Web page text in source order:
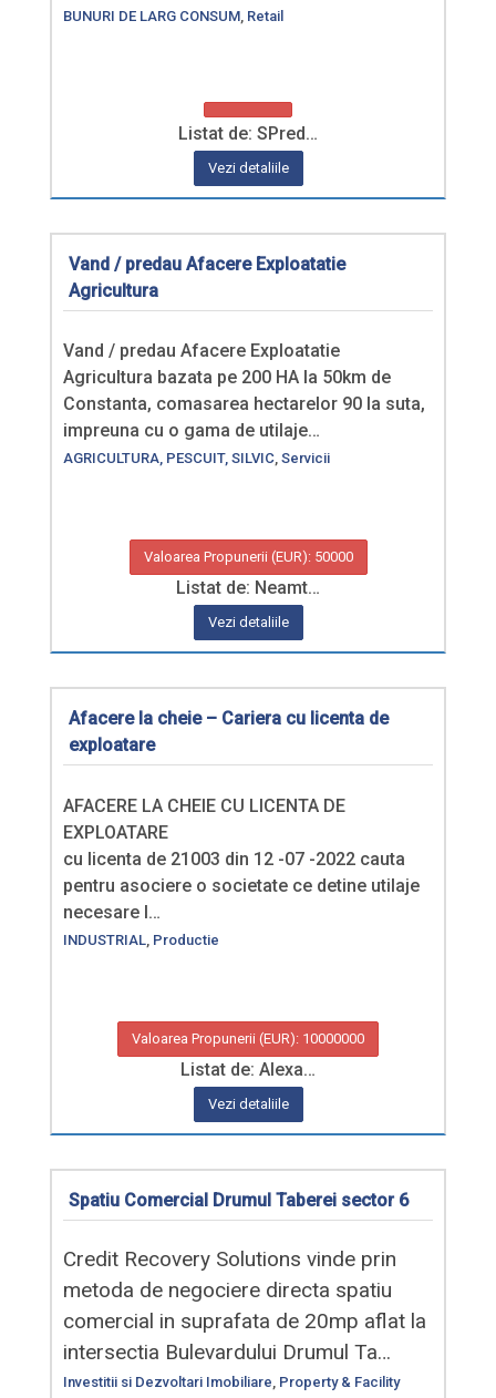
BUNURI DE LARG CONSUM Retail
Listat de: SPred…
Vezi detaliile
Vand / predau Afacere Exploatatie
Agricultura
Vand / predau Afacere Exploatatie
Agricultura bazata pe 200 HA la 50km de
Constanta, comasarea hectarelor 90 la suta,
impreuna cu o gama de utilaje…
AGRICULTURA, PESCUIT, SILVIC, Servicii
Valoarea Propunerii (EUR): 50000
Listat de: Neamt…
Vezi detaliile
Afacere la cheie – Cariera cu licenta de
exploatare
AFACERE LA CHEIE CU LICENTA DE
EXPLOATARE
cu licenta de 21003 din 12 -07 -2022 cauta
pentru asociere o societate ce detine utilaje
necesare l…
INDUSTRIAL Productie
Valoarea Propunerii (EUR): 10000000
Listat de: Alexa…
Vezi detaliile
Spatiu Comercial Drumul Taberei sector 6
Credit Recovery Solutions vinde prin
metoda de negociere directa spatiu
comercial in suprafata de 20mp aflat la
intersectia Bulevardului Drumul Ta…
Investitii si Dezvoltari Imobiliare Property & Facility